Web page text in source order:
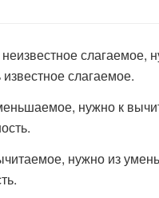
слагаемое,
слагаемое.
нужно к
нужно из